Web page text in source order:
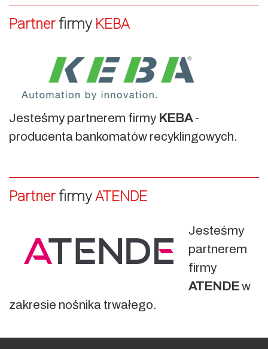
Partner firmyKEBA
Jesteśmy partnerem firmy KEBA-
producenta bankomatów recyklingowych.
PartnerfirmyATENDE
Jesteśmy
partnerem
firmy
ATENDEw
zakresie nośnika trwałego.